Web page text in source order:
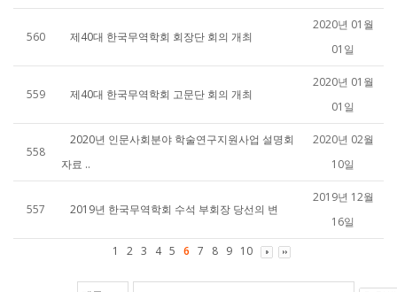
560 제40대 한국무역학회 회장단 회의 개최
2020년 01월
01일
559 제40대 한국무역학회 고문단 회의 개최
2020년 01월
01일
558
2020년 인문사회분야 학술연구지원사업 설명회
자료 ..
2020년 02월
10일
557 2019년 한국무역학회 수석 부회장 당선의 변
2019년 12월
16일
1
2 3 4 5 6 7 8 9 10